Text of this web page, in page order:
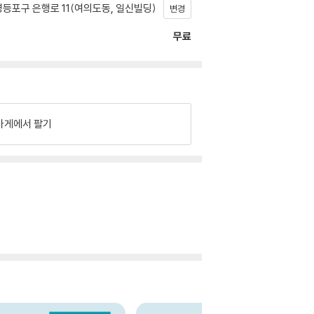
포구 은행로 11(여의도동, 일신빌딩) 변경
무료
게에서 팔기